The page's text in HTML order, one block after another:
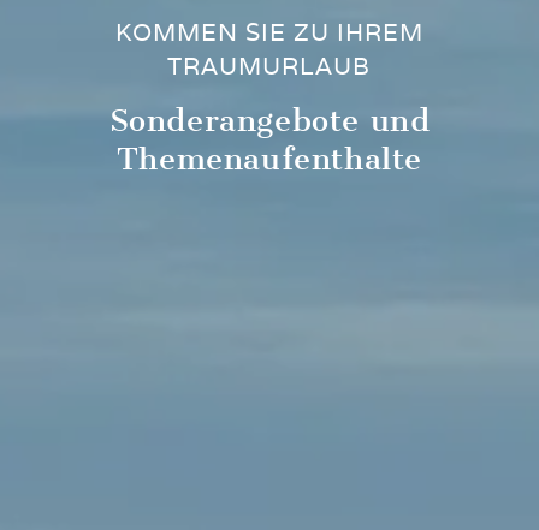
KOMMEN SIE ZU IHREM
TRAUMURLAUB
Sonderangebote und
Themenaufenthalte